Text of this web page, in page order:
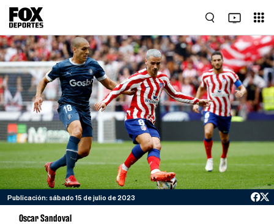
Publicación: sábado 15 de julio de 2023
Oscar Sandoval